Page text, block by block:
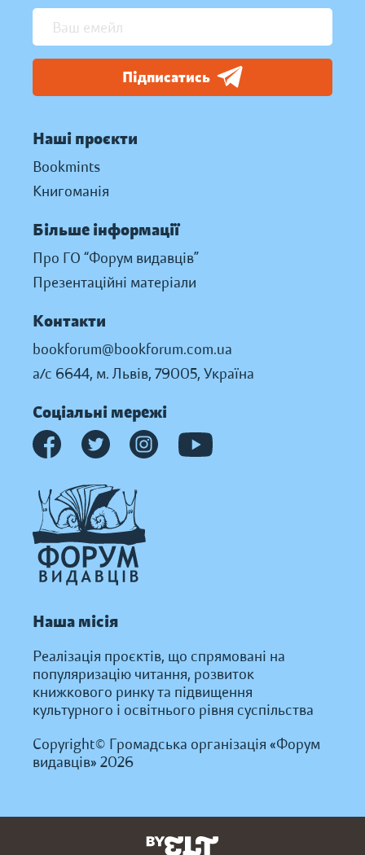
Підписатись
Наші проєкти
Bookmints
Книгоманія
Більше інформації
Про ГО “Форум видавців”
Презентаційні матеріали
Контакти
bookforum@bookforum.com.ua
а/с 6644, м. Львів, 79005, Україна
Соціальні мережі
Наша місія
Реалізація проєктів, що спрямовані на
популяризацію читання, розвиток
книжкового ринку та підвищення
культурного і освітнього рівня суспільства
Copyright© Громадська організація «Форум
видавців» 2026